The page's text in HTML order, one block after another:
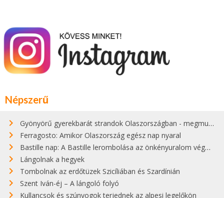
Népszerű
Gyönyörű gyerekbarát strandok Olaszországban - megmutatjuk a 15 legjobbat
Ferragosto: Amikor Olaszország egész nap nyaral
Bastille nap: A Bastille lerombolása az önkényuralom végét jelentette
Lángolnak a hegyek
Tombolnak az erdőtüzek Szicíliában és Szardínián
Szent Iván-éj – A lángoló folyó
Kullancsok és szúnyogok terjednek az alpesi legelőkön